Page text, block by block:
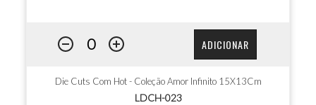
ADICIONAR
Die Cuts Com Hot - Coleção Amor Infinito 15X13Cm
LDCH-023